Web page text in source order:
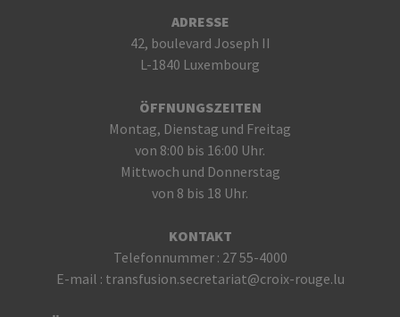
ADRESSE
42, boulevard Joseph II
L-1840 Luxembourg
ÖFFNUNGSZEITEN
Montag, Dienstag und Freitag
von 8:00 bis 16:00 Uhr.
Mittwoch und Donnerstag
von 8 bis 18 Uhr.
KONTAKT
Telefonnummer : 27 55-4000
E-mail : transfusion.secretariat@croix-rouge.lu